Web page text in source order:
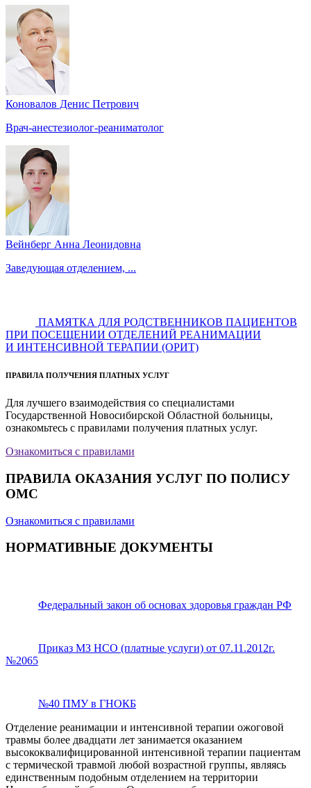
Коновалов Денис Петрович
Врач-анестезиолог-реаниматолог
Вейнберг Анна Леонидовна
Заведующая отделением, ...
ПАМЯТКА ДЛЯ РОДСТВЕННИКОВ ПАЦИЕНТОВ
ПРИ ПОСЕЩЕНИИ ОТДЕЛЕНИЙ РЕАНИМАЦИИ
И ИНТЕНСИВНОЙ ТЕРАПИИ (ОРИТ)
ПРАВИЛА ПОЛУЧЕНИЯ ПЛАТНЫХ УСЛУГ
Для лучшего взаимодействия со специалистами
Государственной Новосибирской Областной больницы,
ознакомьтесь с правилами получения платных услуг.
Ознакомиться с правилами
ПРАВИЛА ОКАЗАНИЯ УСЛУГ ПО ПОЛИСУ
ОМС
Ознакомиться с правилами
НОРМАТИВНЫЕ ДОКУМЕНТЫ
Федеральный закон об основах здоровья граждан РФ
Приказ МЗ НСО (платные услуги) от 07.11.2012г.
№2065
№40 ПМУ в ГНОКБ
Отделение реанимации и интенсивной терапии ожоговой
травмы более двадцати лет занимается оказанием
высококвалифицированной интенсивной терапии пациентам
с термической травмой любой возрастной группы, являясь
единственным подобным отделением на территории